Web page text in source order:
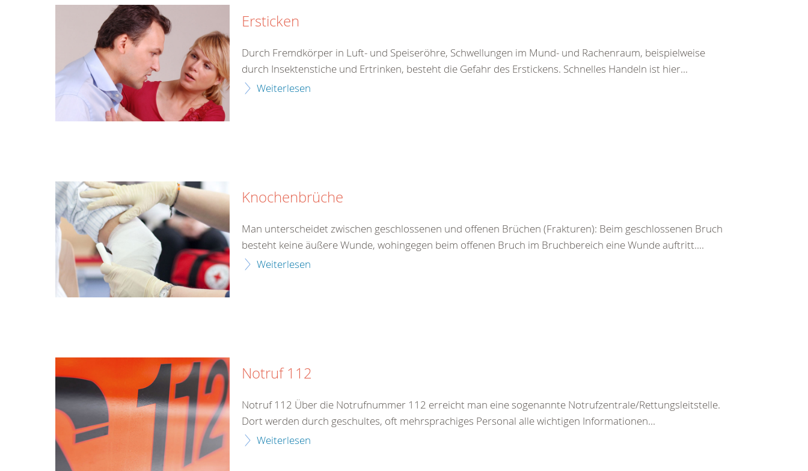
Ersticken
Durch Fremdkörper in Luft- und Speiseröhre, Schwellungen im Mund- und Rachenraum, beispielweise
durch Insektenstiche und Ertrinken, besteht die Gefahr des Erstickens. Schnelles Handeln ist hier...
Weiterlesen
Knochenbrüche
Man unterscheidet zwischen geschlossenen und offenen Brüchen (Frakturen): Beim geschlossenen Bruch
besteht keine äußere Wunde, wohingegen beim offenen Bruch im Bruchbereich eine Wunde auftritt....
Weiterlesen
Notruf 112
Notruf 112 Über die Notrufnummer 112 erreicht man eine sogenannte Notrufzentrale/Rettungsleitstelle.
Dort werden durch geschultes, oft mehrsprachiges Personal alle wichtigen Informationen...
Weiterlesen